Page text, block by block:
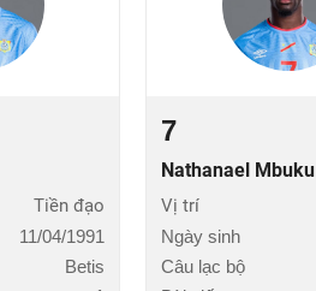
Tiền đạo
11/04/1991
Betis
7
Nathanael Mbuku
Vị trí
Ngày sinh
Câu lạc bộ